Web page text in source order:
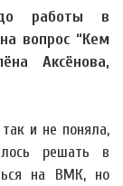
до работы в
вопрос “Кем
Аксёнова,
и не поняла,
решать в
на ВМК, но